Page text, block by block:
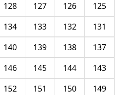
125
126
127
128
131
132
133
134
137
138
139
140
143
144
145
146
149
150
151
152